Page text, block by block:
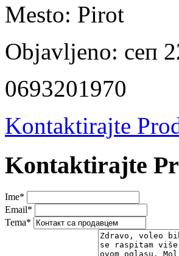
Mesto: Pirot
Objavljeno: сеп
0693201970
Kontaktirajte
Kontaktirajte
Ime*
Email*
Tema*